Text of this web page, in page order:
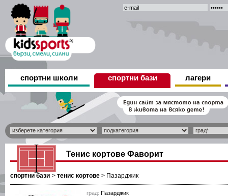
спортни школи спортни бази лагери
Тенис кортове Фаворит
спортни бази > тенис кортове > Пазарджик
град: Пазарджик